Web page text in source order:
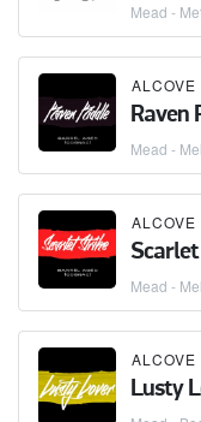
Mead -
ALCOVE
Raven
Mead -
ALCOVE
Mead -
ALCOVE
Lusty